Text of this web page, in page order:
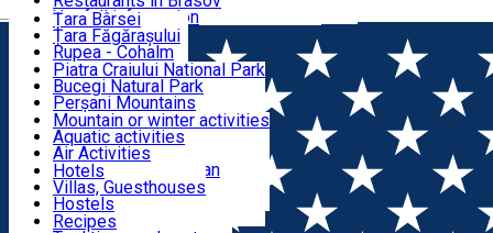
Română
NATURE
ACTIVE TOURISM
ACCOMMODATION
CULTURAL HERITAGE
Restaurants
Usefull information
Țara Bârsei
Țara Făgărașului
Rupea - Cohalm
ECO Destinations
Piatra Craiului National Park
Bucegi Natural Park
Perșani Mountains
Făgăraș Mountains
Postăvarul Peak
Măgura Codlei
Ciucaș Mountains
Protected areas
Other natural attractions
Speoturism
Mountain or winter activities
Aquatic activities
Air Activities
Adventure, Equestrian
Cycling, Running
Other activities
Hotels
Villas, Guesthouses
Hostels
Cottages
Recipes